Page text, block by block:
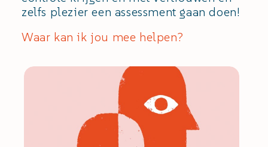
zelfs plezier een assessment gaan doen!
Waar kan ik jou mee helpen?